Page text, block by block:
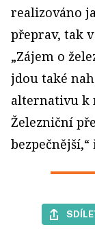
realizováno
přeprav, tak
„Zájem o
jdou také
alternativu k
Železniční
bezpečnější,“